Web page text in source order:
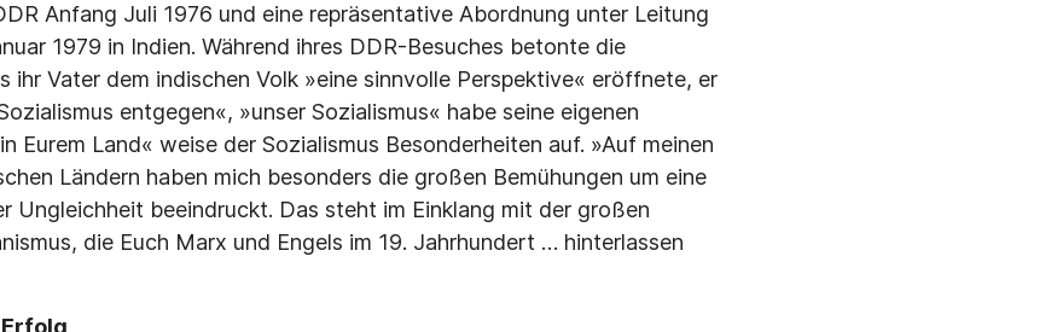
Anfang Juli 1976 und eine repräsentative Abordnung unter Leitung
1979 in Indien. Während ihres DDR-Besuches betonte die
ihr Vater dem indi­schen Volk »eine sinnvolle Perspektive« eröffnete, er
entgegen«, »unser Sozialismus« habe seine eigenen
Eurem Land« weise der Sozialismus Besonderheiten auf. »Auf meinen
Ländern haben mich besonders die großen Bemühungen um eine
Ungleichheit beeindruckt. Das steht im Einklang mit der großen
die Euch Marx und Engels im 19. Jahrhundert … hinterlassen